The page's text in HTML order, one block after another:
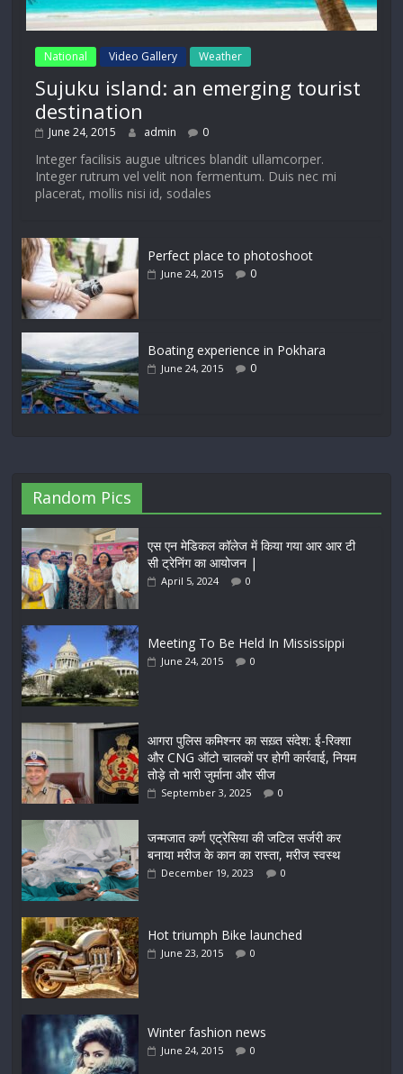
National Video Gallery Weather
Sujuku island: an emerging tourist
destination
June 24, 2015 admin 0
Integer facilisis augue ultrices blandit ullamcorper.
Integer rutrum vel velit non fermentum. Duis nec mi
placerat, mollis nisi id, sodales
Perfect place to photoshoot
June 24, 2015 0
Boating experience in Pokhara
June 24, 2015 0
Random Pics
एस एन मेडिकल कॉलेज में किया गया आर आर टी
सी ट्रेनिंग का आयोजन |
April 5, 2024 0
Meeting To Be Held In Mississippi
June 24, 2015 0
आगरा पुलिस कमिश्नर का सख़्त संदेश: ई-रिक्शा
और CNG ऑटो चालकों पर होगी कार्रवाई, नियम
तोड़े तो भारी जुर्माना और सीज
September 3, 2025 0
जन्मजात कर्ण एट्रेसिया की जटिल सर्जरी कर
बनाया मरीज के कान का रास्ता, मरीज स्वस्थ
December 19, 2023 0
Hot triumph Bike launched
June 23, 2015 0
Winter fashion news
June 24, 2015 0